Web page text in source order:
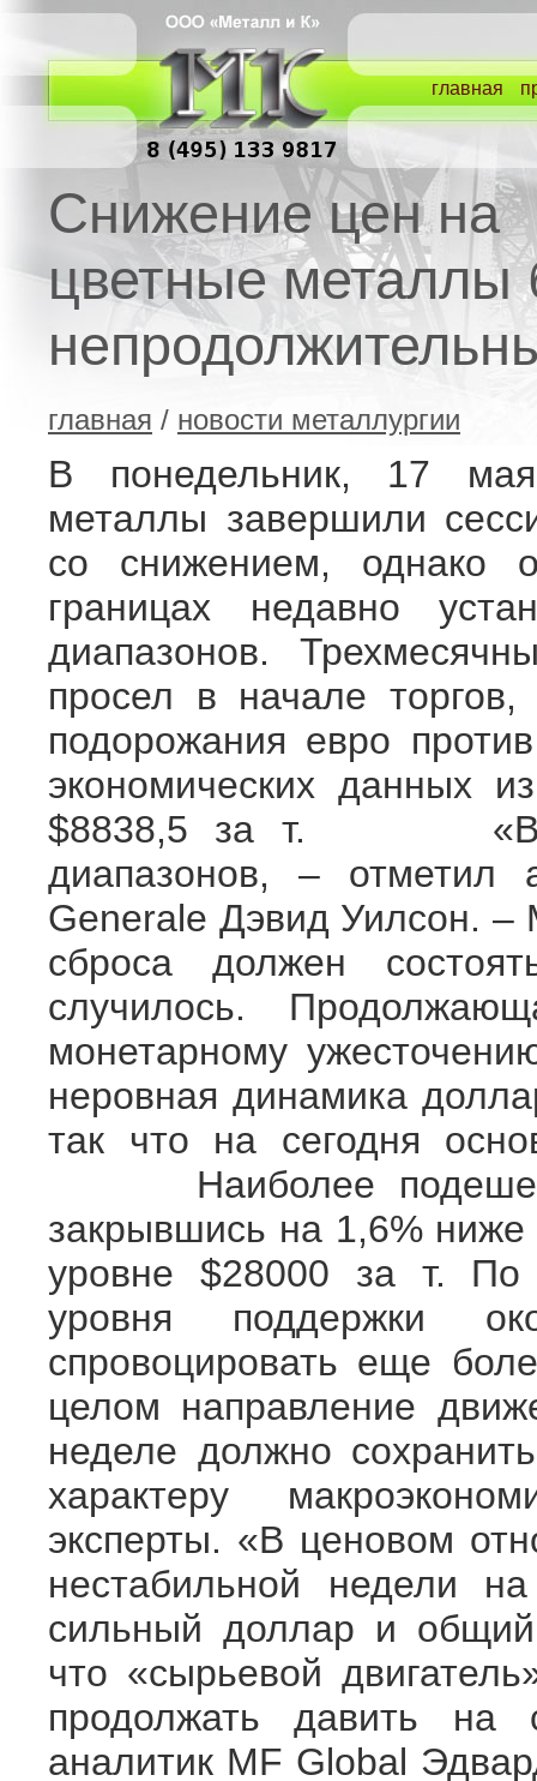
главная
Снижение цен на
цветные металлы
главная / новости металлургии
В понедельник, 17
металлы завершили
со снижением, однако
границах недавно
диапазонов.
просел в начале
подорожания евро
экономических данных
$8838,5 за т. «Все
диапазонов, – отметил
Generale Дэвид Уилсон. –
сброса должен
случилось.
монетарному
неровная динамика
так что на сегодня
Наиболее
закрывшись на 1,6%
уровне $28000 за т. По
уровня поддержки
спровоцировать еще
целом направление
неделе должно
характеру
эксперты. «В ценовом
нестабильной недели
сильный доллар и
что «сырьевой
продолжать давить на
аналитик MF Global